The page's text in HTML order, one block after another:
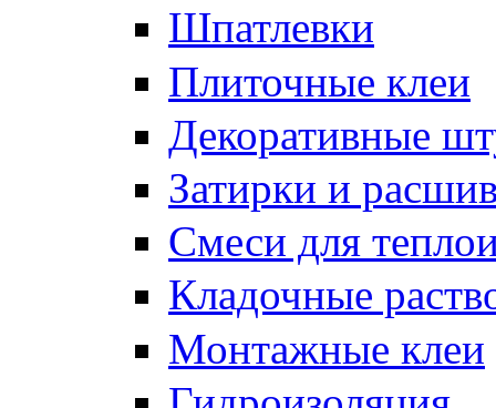
Шпатлевки
Плиточные клеи
Декоративные
Затирки и
Смеси для
Кладочные
Монтажные клеи